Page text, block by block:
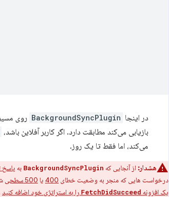
در اینجا BackgroundSyncPlugin
بازیابی می‌کند مطابقت دارد. اگر کاربر آفلاین باشد،
می‌کند، اما فقط تا یک روز.
هشدار: از آنجایی که BackgroundSyncPlugin به پاسخ
درخواست هایی که منجر به وضعیت خطای 400 یا 500 سطحی
یک افزونه FetchDidSucceed را به استراتژی خود اضافه کنید